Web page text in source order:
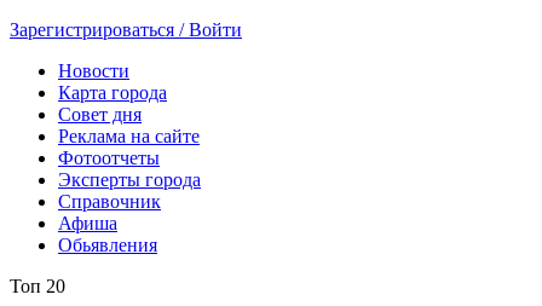
Зарегистрироваться / Войти
Новости
Карта города
Совет дня
Реклама на сайте
Фотоотчеты
Эксперты города
Справочник
Афиша
Обьявления
Топ 20